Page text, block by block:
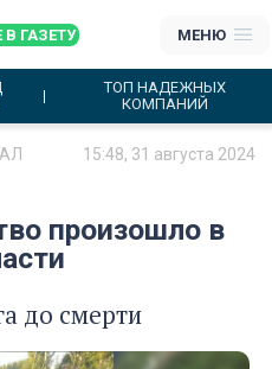
ГАЗЕТУ МЕНЮ
ТОП НАДЕЖНЫХ
КОМПАНИЙ
15:48, 31 августа 2024
произошло в
до смерти